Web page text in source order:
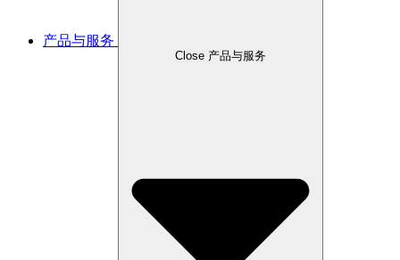
产品与服务
Close 产品与服务